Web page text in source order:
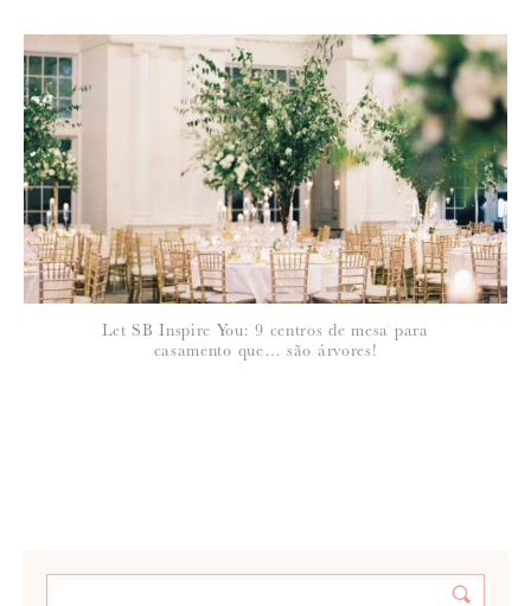
Let SB Inspire You: 9 centros de mesa para
casamento que… são árvores!